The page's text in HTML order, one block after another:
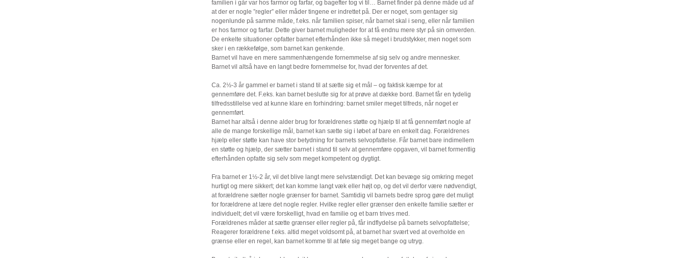
familien i går var hos farmor og farfar, og bagefter tog vi til… Barnet finder på denne måde ud af
at der er nogle ”regler” eller måder tingene er indrettet på. Der er noget, som gentager sig
nogenlunde på samme måde, f.eks. når familien spiser, når barnet skal i seng, eller når familien
er hos farmor og farfar. Dette giver barnet muligheder for at få endnu mere styr på sin omverden.
De enkelte situationer opfatter barnet efterhånden ikke så meget i brudstykker, men noget som
sker i en rækkefølge, som barnet kan genkende.
Barnet vil have en mere sammenhængende fornemmelse af sig selv og andre mennesker.
Barnet vil altså have en langt bedre fornemmelse for, hvad der forventes af det.
Ca. 2½-3 år gammel er barnet i stand til at sætte sig et mål – og faktisk kæmpe for at
gennemføre det. F.eks. kan barnet beslutte sig for at prøve at dække bord. Barnet får en tydelig
tilfredsstillelse ved at kunne klare en forhindring: barnet smiler meget tilfreds, når noget er
gennemført.
Barnet har altså i denne alder brug for forældrenes støtte og hjælp til at få gennemført nogle af
alle de mange forskellige mål, barnet kan sætte sig i løbet af bare en enkelt dag. Forældrenes
hjælp eller støtte kan have stor betydning for barnets selvopfattelse. Får barnet bare indimellem
en støtte og hjælp, der sætter barnet i stand til selv at gennemføre opgaven, vil barnet formentlig
efterhånden opfatte sig selv som meget kompetent og dygtigt.
Fra barnet er 1½-2 år, vil det blive langt mere selvstændigt. Det kan bevæge sig omkring meget
hurtigt og mere sikkert; det kan komme langt væk eller højt op, og det vil derfor være nødvendigt,
at forældrene sætter nogle grænser for barnet. Samtidig vil barnets bedre sprog gøre det muligt
for forældrene at lære det nogle regler. Hvilke regler eller grænser den enkelte familie sætter er
individuelt; det vil være forskelligt, hvad en familie og et barn trives med.
Forældrenes måder at sætte grænser eller regler på, får indflydelse på barnets selvopfattelse;
Reagerer forældrene f.eks. altid meget voldsomt på, at barnet har svært ved at overholde en
grænse eller en regel, kan barnet komme til at føle sig meget bange og utryg.